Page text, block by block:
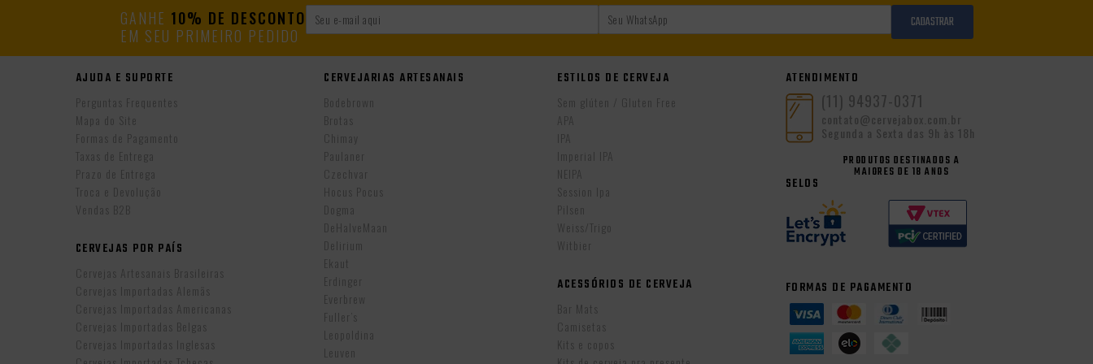
GANHE 10% DE DESCONTO
EM SEU PRIMEIRO PEDIDO
CADASTRAR
AJUDA E SUPORTE
Perguntas Frequentes
Mapa do Site
Formas de Pagamento
Taxas de Entrega
Prazo de Entrega
Troca e Devolução
Vendas B2B
CERVEJAS POR PAÍS
Cervejas Artesanais Brasileiras
Cervejas Importadas Alemãs
Cervejas Importadas Americanas
Cervejas Importadas Belgas
Cervejas Importadas Inglesas
CERVEJARIAS ARTESANAIS
Bodebrown
Brotas
Chimay
Paulaner
Czechvar
Hocus Pocus
Dogma
DeHalveMaan
Delirium
Ekaut
Erdinger
Everbrew
Fuller’s
Leopoldina
Leuven
ESTILOS DE CERVEJA
Sem glúten / Gluten Free
APA
IPA
Imperial IPA
NEIPA
Session Ipa
Pilsen
Weiss/Trigo
Witbier
ACESSÓRIOS DE CERVEJA
Bar Mats
Camisetas
Kits e copos
ATENDIMENTO
(11) 94937-0371
contato@cervejabox.com.br
Segunda a Sexta das 9h às 18h
PRODUTOS DESTINADOS A
MAIORES DE 18 ANOS
SELOS
FORMAS DE PAGAMENTO